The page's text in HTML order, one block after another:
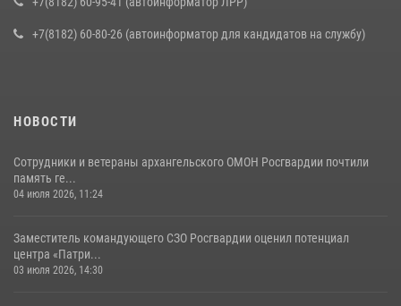
+7(8182) 60-80-26 (автоинформатор для кандидатов на службу)
НОВОСТИ
Сотрудники и ветераны архангельского ОМОН Росгвардии почтили
память ге...
04 июля 2026, 11:24
Заместитель командующего СЗО Росгвардии оценил потенциал
центра «Патри...
03 июля 2026, 14:30